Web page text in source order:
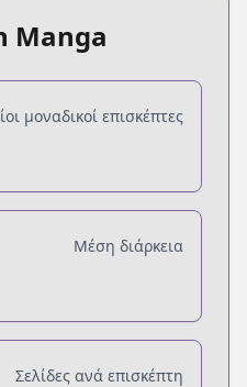
Manga
μοναδικοί επισκέπτες
Μέση διάρκεια
Σελίδες ανά επισκέπτη